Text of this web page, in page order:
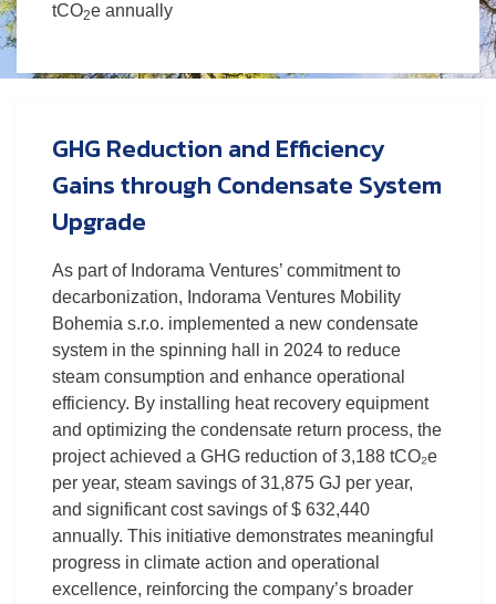
tCO2e annually
GHG Reduction and Efficiency
Gains through Condensate System
Upgrade
As part of Indorama Ventures’ commitment to
decarbonization, Indorama Ventures Mobility
Bohemia s.r.o. implemented a new condensate
system in the spinning hall in 2024 to reduce
steam consumption and enhance operational
efficiency. By installing heat recovery equipment
and optimizing the condensate return process, the
project achieved a GHG reduction of 3,188 tCO₂e
per year, steam savings of 31,875 GJ per year,
and significant cost savings of $ 632,440
annually. This initiative demonstrates meaningful
progress in climate action and operational
excellence, reinforcing the company’s broader